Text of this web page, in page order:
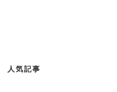
人気記事